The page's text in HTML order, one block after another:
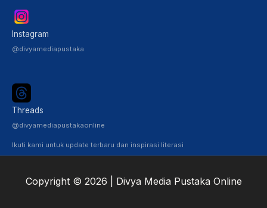
Instagram
@divyamediapustaka
Threads
@divyamediapustakaonline
Ikuti kami untuk update terbaru dan inspirasi literasi
Copyright © 2026 | Divya Media Pustaka Online